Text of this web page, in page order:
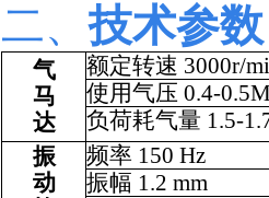
二、技术参数
气
马
达
额定转速 3000r/
使用气压 0.4-
负荷耗气量 1.5-
振
动
频率 150 Hz
振幅 1.2 mm